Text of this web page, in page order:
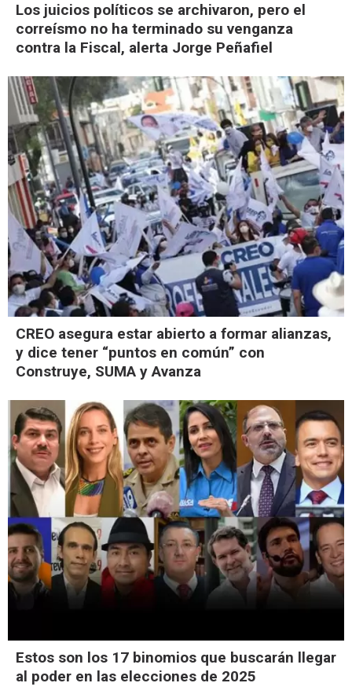
Los juicios políticos se archivaron, pero el
correísmo no ha terminado su venganza
contra la Fiscal, alerta Jorge Peñafiel
CREO asegura estar abierto a formar alianzas,
y dice tener “puntos en común” con
Construye, SUMA y Avanza
Estos son los 17 binomios que buscarán llegar
al poder en las elecciones de 2025